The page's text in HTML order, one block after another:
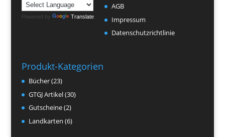
Powered by Translate
AGB
Impressum
Datenschutzrichtlinie
Produkt-Kategorien
Bücher(23)
GTGJ Artikel(30)
Gutscheine(2)
Landkarten (6)